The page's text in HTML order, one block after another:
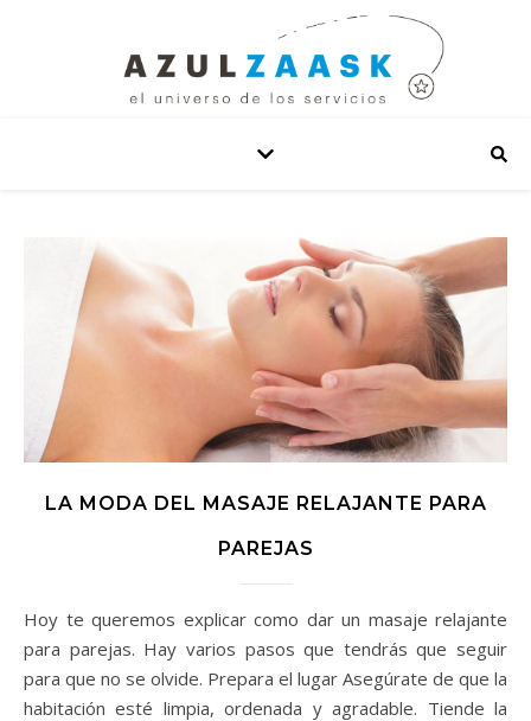
LA MODA DEL MASAJE RELAJANTE PARA
PAREJAS
Hoy te queremos explicar como dar un masaje relajante
para parejas. Hay varios pasos que tendrás que seguir
para que no se olvide. Prepara el lugar Asegúrate de que la
habitación esté limpia, ordenada y agradable. Tiende la